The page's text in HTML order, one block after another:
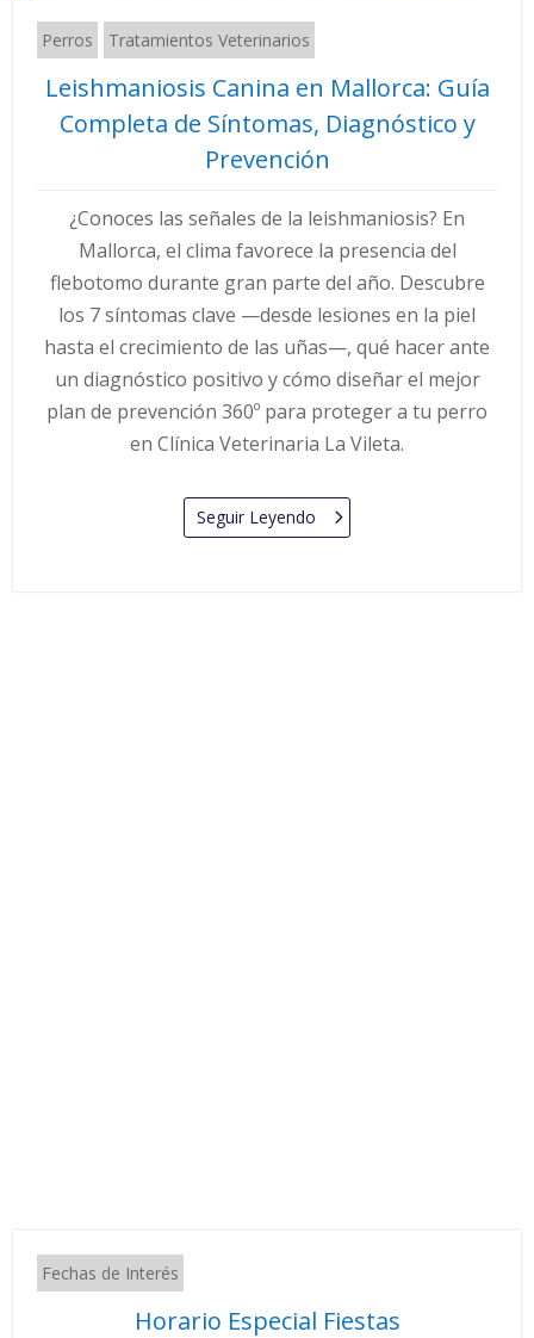
Perros Tratamientos Veterinarios
Leishmaniosis Canina en Mallorca: Guía
Completa de Síntomas, Diagnóstico y
Prevención
¿Conoces las señales de la leishmaniosis? En
Mallorca, el clima favorece la presencia del
flebotomo durante gran parte del año. Descubre
los 7 síntomas clave —desde lesiones en la piel
hasta el crecimiento de las uñas—, qué hacer ante
un diagnóstico positivo y cómo diseñar el mejor
plan de prevención 360º para proteger a tu perro
en Clínica Veterinaria La Vileta.
Seguir Leyendo
Fechas de Interés
Horario Especial Fiestas